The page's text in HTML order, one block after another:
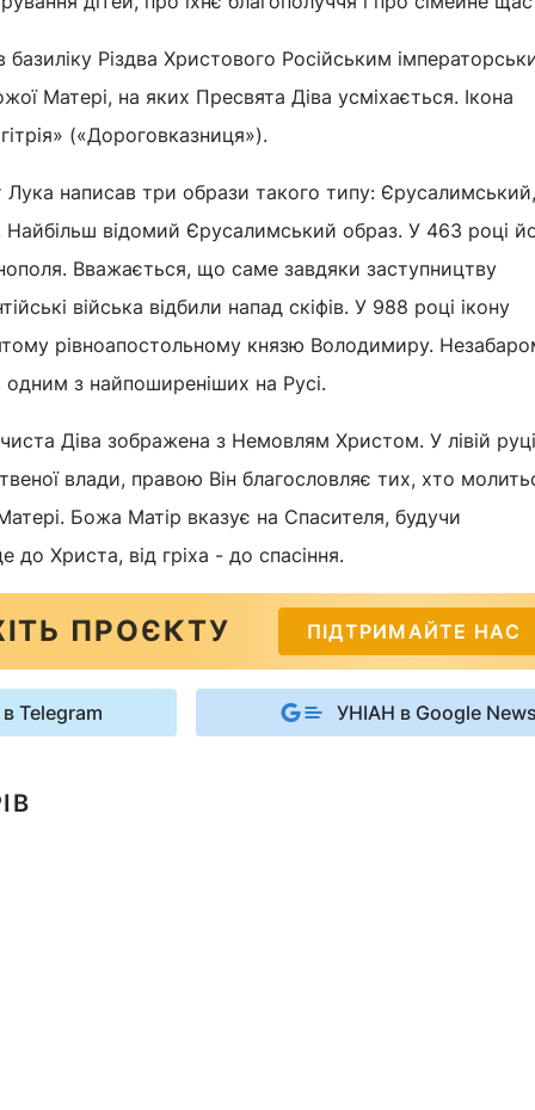
базиліку Різдва Христового Російським
Матері, на яких Пресвята Діва усміхається. Ікона
(«Дороговказниця»).
Лука написав три образи такого типу: Єрусалимський,
відомий Єрусалимський образ. У 463 році
Вважається, що саме завдяки заступництву
війська відбили напад скіфів. У 988 році ікону
рівноапостольному князю Володимиру.
одним з найпоширеніших на Русі.
Діва зображена з Немовлям Христом. У лівій руці
влади, правою Він благословляє тих, хто
Божа Матір вказує на Спасителя, будучи
Христа, від гріха - до спасіння.
ПРОЄКТУ ПІДТРИМАЙТЕ НАС
Telegram УНІАН в Google